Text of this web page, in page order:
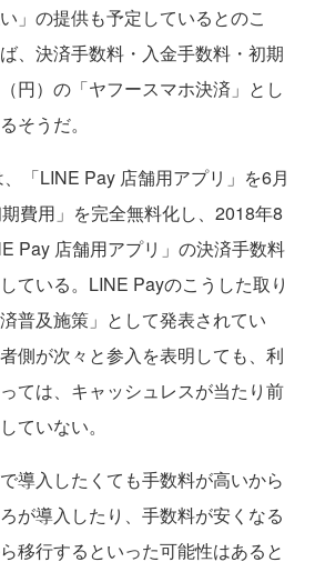
」の提供も予定しているとのこ
、決済手数料・入金手数料・初期
円）の「ヤフースマホ決済」とし
そうだ。
「LINE Pay 店舗用アプリ」を6月
費用」を完全無料化し、2018年8
Pay 店舗用アプリ」の決済手数料
ている。LINE Payのこうした取り
普及施策」として発表されてい
側が次々と参入を表明しても、利
ては、キャッシュレスが当たり前
ていない。
導入したくても手数料が高いから
が導入したり、手数料が安くなる
移行するといった可能性はあると